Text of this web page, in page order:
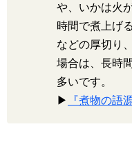
や、いかは火
時間で煮上げ
などの厚切り
場合は、長時
多いです。
▶
『煮物の語